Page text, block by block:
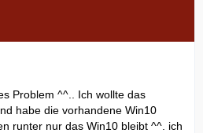
Problem ^^.. Ich wollte das
habe die vorhandene Win10
runter nur das Win10 bleibt ^^. ich